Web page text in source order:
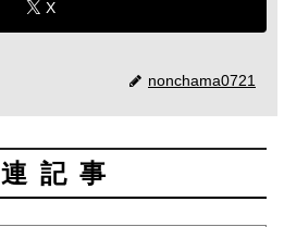
X
nonchama0721
記事